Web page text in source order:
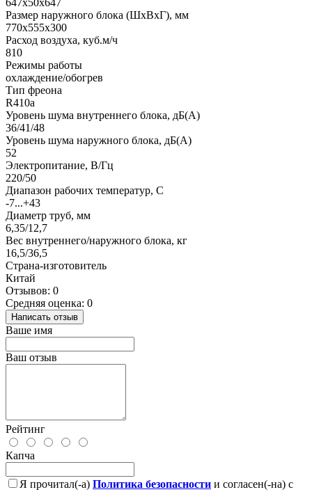
Размер наружного блока (ШхВхГ), мм
770x555x300
Расход воздуха, куб.м/ч
810
Режимы работы
охлаждение/обогрев
Тип фреона
R410a
Уровень шума внутреннего блока, дБ(А)
36/41/48
Уровень шума наружного блока, дБ(А)
52
Электропитание, В/Гц
220/50
Диапазон рабочих температур, С
-7...+43
Диаметр труб, мм
6,35/12,7
Вес внутреннего/наружного блока, кг
16,5/36,5
Страна-изготовитель
Китай
Отзывов: 0
Средняя оценка: 0
Написать отзыв
Ваше имя
Ваш отзыв
Рейтинг
Капча
Я прочитал(-а) Политика безопасности и согласен(-на) с